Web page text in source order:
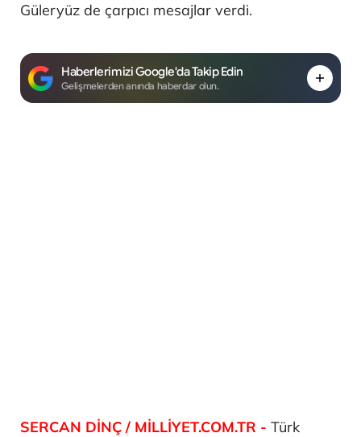
Güleryüz de çarpıcı mesajlar verdi.
Haberlerimizi Google'da Takip Edin
Gelişmelerden anında haberdar olun.
SERCAN DİNÇ / MİLLİYET.COM.TR - Türk